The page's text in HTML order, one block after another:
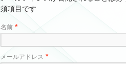
須項目です
名前 *
メールアドレス *